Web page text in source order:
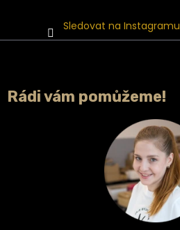
Sledovat na Instagramu
Rádi vám pomůžeme!